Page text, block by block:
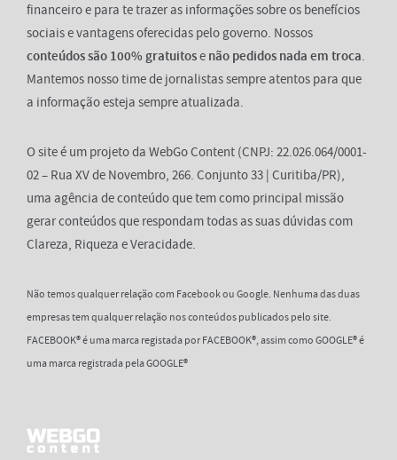
financeiro e para te trazer as informações sobre os benefícios
sociais e vantagens oferecidas pelo governo. Nossos
conteúdos são 100% gratuitose não pedidos nada em troca.
Mantemos nosso time de jornalistas sempre atentos para que
a informação esteja sempre atualizada.
O site é um projeto da WebGo Content (CNPJ: 22.026.064/0001-
02 – Rua XV de Novembro, 266. Conjunto 33 | Curitiba/PR),
uma agência de conteúdo que tem como principal missão
gerar conteúdos que respondam todas as suas dúvidas com
Clareza, Riqueza e Veracidade.
Não temos qualquer relação com Facebook ou Google. Nenhuma das duas
empresas tem qualquer relação nos conteúdos publicados pelo site.
FACEBOOK® é uma marca registada por FACEBOOK®, assim como GOOGLE® é
uma marca registrada pela GOOGLE®